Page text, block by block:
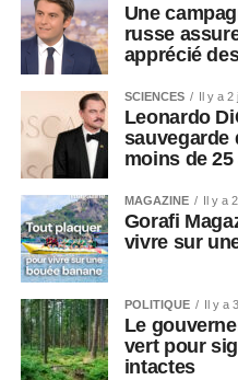
Une
russe
apprécié
SCIENCES Il y a 2
Leonardo
sauvegarde
moins de
MAGAZINE Il y a
Gorafi
vivre sur
POLITIQUE Il y a
Le
vert pour
intactes